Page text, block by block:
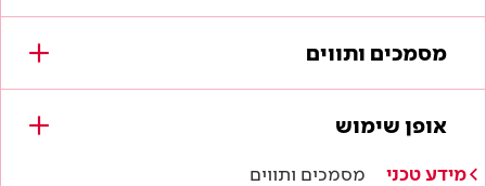
מסמכים ותווים
מסמכים להורדה
תווי תקן
אופן שימוש
מידע טכני מסמכים ותווים